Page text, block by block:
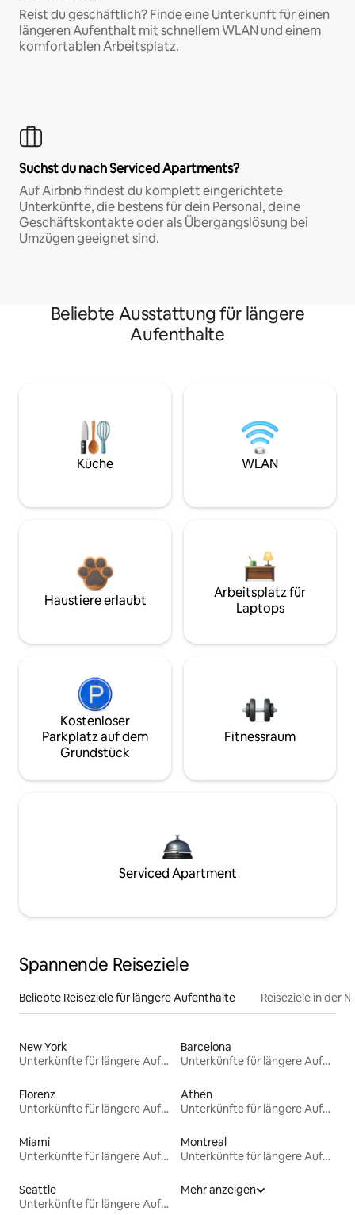
Reist du geschäftlich? Finde eine Unterkunft für einen
längeren Aufenthalt mit schnellem WLAN und einem
komfortablen Arbeitsplatz.
Suchst du nach Serviced Apartments?
Auf Airbnb findest du komplett eingerichtete
Unterkünfte, die bestens für dein Personal, deine
Geschäftskontakte oder als Übergangslösung bei
Umzügen geeignet sind.
Beliebte Ausstattung für längere
Aufenthalte
Küche WLAN
Haustiere erlaubt
Arbeitsplatz für
Laptops
Kostenloser
Parkplatz auf dem
Grundstück
Fitnessraum
Serviced Apartment
Spannende Reiseziele
Beliebte Reiseziele für längere Aufenthalte Reiseziele in der
New York
Unterkünfte für längere Aufenthalte
Barcelona
Unterkünfte für längere Aufenthalte
Florenz
Unterkünfte für längere Aufenthalte
Athen
Unterkünfte für längere Aufenthalte
Miami
Unterkünfte für längere Aufenthalte
Montreal
Unterkünfte für längere Aufenthalte
Seattle
Unterkünfte für längere Aufenthalte
Mehr anzeigen